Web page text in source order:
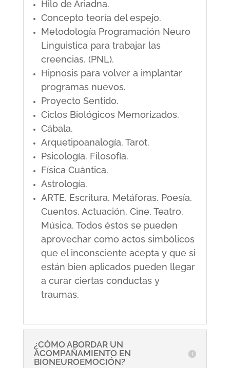
Hilo de Ariadna.
Concepto teoría del espejo.
Metodología Programación Neuro
Linguistica para trabajar las
creencias. (PNL).
Hipnosis para volver a implantar
programas nuevos.
Proyecto Sentido.
Ciclos Biológicos Memorizados.
Cábala.
Arquetipoanalogía. Tarot.
Psicología. Filosofía.
Física Cuántica.
Astrología.
ARTE. Escritura. Metáforas. Poesía.
Cuentos. Actuación. Cine. Teatro.
Música. Todos éstos se pueden
aprovechar como actos simbólicos
que el inconsciente acepta y que si
están bien aplicados pueden llegar
a curar ciertas conductas y
traumas.
¿CÓMO ABORDAR UN
ACOMPAÑAMIENTO EN
BIONEUROEMOCIÓN?